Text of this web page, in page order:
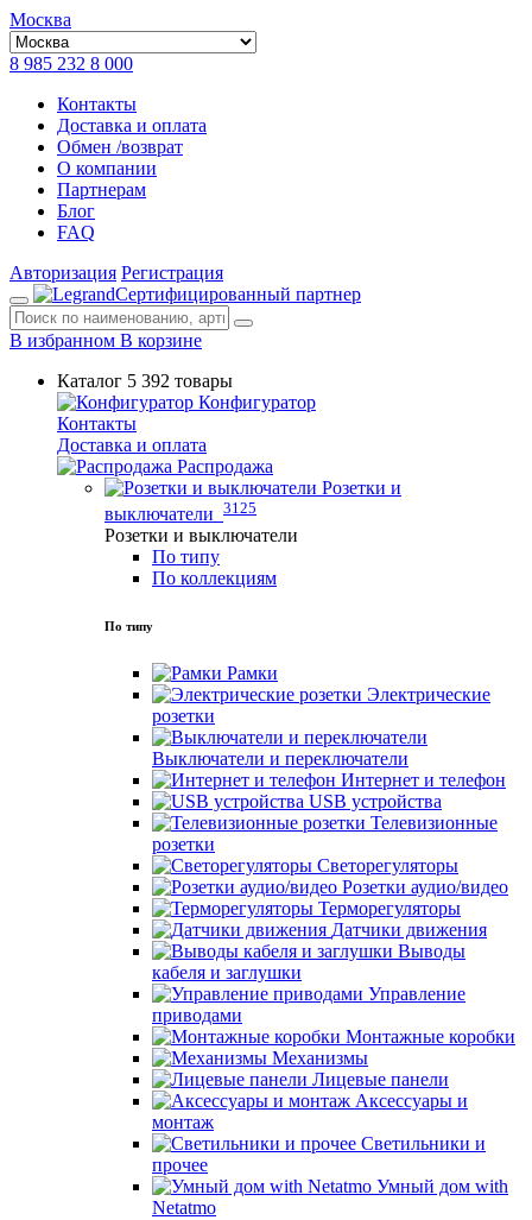
Москва
8 985 232 8 000
Контакты
Доставка и оплата
Обмен /возврат
О компании
Партнерам
Блог
FAQ
Авторизация Регистрация
Сертифицированный партнер
В избранном В корзине
Каталог 5 392 товары
Конфигуратор
Контакты
Доставка и оплата
Распродажа
Розетки и
выключатели 3125
Розетки и выключатели
По типу
По коллекциям
По типу
Рамки
Электрические
розетки
Выключатели и переключатели
Интернет и телефон
USB устройства
Телевизионные
розетки
Светорегуляторы
Розетки аудио/видео
Терморегуляторы
Датчики движения
Выводы
кабеля и заглушки
Управление
приводами
Монтажные коробки
Механизмы
Лицевые панели
Аксессуары и
монтаж
Светильники и
прочее
Умный дом with
Netatmo